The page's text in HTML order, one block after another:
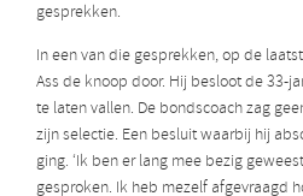
gesprekken.
In een van die gesprekken, op de
Ass de knoop door. Hij besloot de 33-
te laten vallen. De bondscoach zag
zijn selectie. Een besluit waarbij hij
ging. ‘Ik ben er lang mee bezig
gesproken. Ik heb mezelf afgevraagd